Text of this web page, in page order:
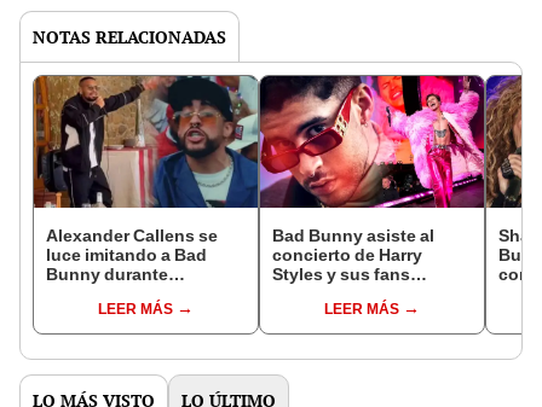
NOTAS RELACIONADAS
Alexander Callens se
luce imitando a Bad
Bunny durante
"Tití me preguntó"
LEER MÁS
Bad Bunny asiste al
concierto de Harry
Styles y sus fans
"Esto es historia"
LEER MÁS
LO MÁS VISTO LO ÚLTIMO